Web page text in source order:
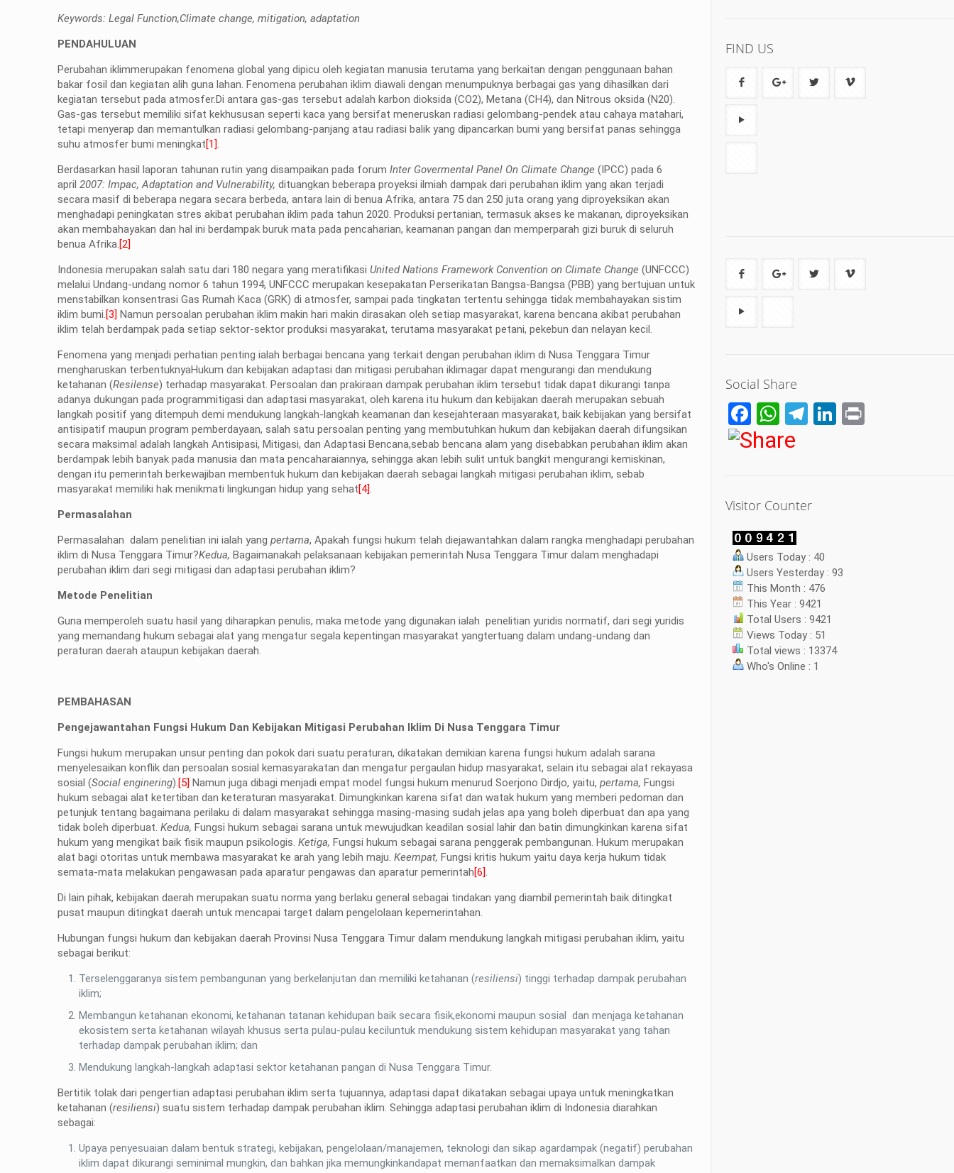
Keywords: Legal Function,Climate change, mitigation, adaptation
PENDAHULUAN
Perubahan iklimmerupakan fenomena global yang dipicu oleh kegiatan manusia terutama yang berkaitan dengan penggunaan bahan
bakar fosil dan kegiatan alih guna lahan. Fenomena perubahan iklim diawali dengan menumpuknya berbagai gas yang dihasilkan dari
kegiatan tersebut pada atmosfer.Di antara gas-gas tersebut adalah karbon dioksida (CO2), Metana (CH4), dan Nitrous oksida (N20).
Gas-gas tersebut memiliki sifat kekhususan seperti kaca yang bersifat meneruskan radiasi gelombang-pendek atau cahaya matahari,
tetapi menyerap dan memantulkan radiasi gelombang-panjang atau radiasi balik yang dipancarkan bumi yang bersifat panas sehingga
suhu atmosfer bumi meningkat[1].
Berdasarkan hasil laporan tahunan rutin yang disampaikan pada forumInter Govermental Panel On Climate Change(IPCC) pada 6
april2007: Impac, Adaptation and Vulnerability,dituangkan beberapa proyeksi ilmiah dampak dari perubahan iklim yang akan terjadi
secara masif di beberapa negara secara berbeda, antara lain di benua Afrika, antara 75 dan 250 juta orang yang diproyeksikan akan
menghadapi peningkatan stres akibat perubahan iklim pada tahun 2020. Produksi pertanian, termasuk akses ke makanan, diproyeksikan
akan membahayakan dan hal ini berdampak buruk mata pada pencaharian, keamanan pangan dan memperparah gizi buruk di seluruh
benua Afrika.[2]
Indonesia merupakan salah satu dari 180 negara yang meratifikasiUnited Nations Framework Convention on Climate Change(UNFCCC)
melalui Undang-undang nomor 6 tahun 1994, UNFCCC merupakan kesepakatan Perserikatan Bangsa-Bangsa (PBB) yang bertujuan untuk
menstabilkan konsentrasi Gas Rumah Kaca (GRK) di atmosfer, sampai pada tingkatan tertentu sehingga tidak membahayakan sistim
iklim bumi.[3] Namun persoalan perubahan iklim makin hari makin dirasakan oleh setiap masyarakat, karena bencana akibat perubahan
iklim telah berdampak pada setiap sektor-sektor produksi masyarakat, terutama masyarakat petani, pekebun dan nelayan kecil.
Fenomena yang menjadi perhatian penting ialah berbagai bencana yang terkait dengan perubahan iklim di Nusa Tenggara Timur
mengharuskan terbentuknyaHukum dan kebijakan adaptasi dan mitigasi perubahan iklimagar dapat mengurangi dan mendukung
ketahanan (Resilense) terhadap masyarakat. Persoalan dan prakiraan dampak perubahan iklim tersebut tidak dapat dikurangi tanpa
adanya dukungan pada programmitigasi dan adaptasi masyarakat, oleh karena itu hukum dan kebijakan daerah merupakan sebuah
langkah positif yang ditempuh demi mendukung langkah-langkah keamanan dan kesejahteraan masyarakat, baik kebijakan yang bersifat
antisipatif maupun program pemberdayaan, salah satu persoalan penting yang membutuhkan hukum dan kebijakan daerah difungsikan
secara maksimal adalah langkah Antisipasi, Mitigasi, dan Adaptasi Bencana,sebab bencana alam yang disebabkan perubahan iklim akan
berdampak lebih banyak pada manusia dan mata pencaharaiannya, sehingga akan lebih sulit untuk bangkit mengurangi kemiskinan,
dengan itu pemerintah berkewajiban membentuk hukum dan kebijakan daerah sebagai langkah mitigasi perubahan iklim, sebab
masyarakat memiliki hak menikmati lingkungan hidup yang sehat[4].
Permasalahan
Permasalahan dalam penelitian ini ialah yangpertama, Apakah fungsi hukum telah diejawantahkan dalam rangka menghadapi perubahan
iklim di Nusa Tenggara Timur?Kedua,Bagaimanakah pelaksanaan kebijakan pemerintah Nusa Tenggara Timur dalam menghadapi
perubahan iklim dari segi mitigasi dan adaptasi perubahan iklim?
Metode Penelitian
Guna memperoleh suatu hasil yang diharapkan penulis, maka metode yang digunakan ialah penelitian yuridis normatif, dari segi yuridis
yang memandang hukum sebagai alat yang mengatur segala kepentingan masyarakat yangtertuang dalam undang-undang dan
peraturan daerah ataupun kebijakan daerah.
PEMBAHASAN
Pengejawantahan Fungsi Hukum Dan Kebijakan Mitigasi Perubahan Iklim Di Nusa Tenggara Timur
Fungsi hukum merupakan unsur penting dan pokok dari suatu peraturan, dikatakan demikian karena fungsi hukum adalah sarana
menyelesaikan konflik dan persoalan sosial kemasyarakatan dan mengatur pergaulan hidup masyarakat, selain itu sebagai alat rekayasa
sosial (Social enginering).[5] Namun juga dibagi menjadi empat model fungsi hukum menurud Soerjono Dirdjo, yaitu,pertama,Fungsi
hukum sebagai alat ketertiban dan keteraturan masyarakat. Dimungkinkan karena sifat dan watak hukum yang memberi pedoman dan
petunjuk tentang bagaimana perilaku di dalam masyarakat sehingga masing-masing sudah jelas apa yang boleh diperbuat dan apa yang
tidak boleh diperbuat.Kedua,Fungsi hukum sebagai sarana untuk mewujudkan keadilan sosial lahir dan batin dimungkinkan karena sifat
hukum yang mengikat baik fisik maupun psikologis.Ketiga,Fungsi hukum sebagai sarana penggerak pembangunan. Hukum merupakan
alat bagi otoritas untuk membawa masyarakat ke arah yang lebih maju.Keempat,Fungsi kritis hukum yaitu daya kerja hukum tidak
semata-mata melakukan pengawasan pada aparatur pengawas dan aparatur pemerintah[6].
Di lain pihak, kebijakan daerah merupakan suatu norma yang berlaku general sebagai tindakan yang diambil pemerintah baik ditingkat
pusat maupun ditingkat daerah untuk mencapai target dalam pengelolaan kepemerintahan.
Hubungan fungsi hukum dan kebijakan daerah Provinsi Nusa Tenggara Timur dalam mendukung langkah mitigasi perubahan iklim, yaitu
sebagai berikut:
Terselenggaranya sistem pembangunan yang berkelanjutan dan memiliki ketahanan (resiliensi) tinggi terhadap dampak perubahan
iklim;
Membangun ketahanan ekonomi, ketahanan tatanan kehidupan baik secara fisik,ekonomi maupun sosial dan menjaga ketahanan
ekosistem serta ketahanan wilayah khusus serta pulau-pulau keciluntuk mendukung sistem kehidupan masyarakat yang tahan
terhadap dampak perubahan iklim; dan
Mendukung langkah-langkah adaptasi sektor ketahanan pangan di Nusa Tenggara Timur.
Bertitik tolak dari pengertian adaptasi perubahan iklim serta tujuannya, adaptasi dapat dikatakan sebagai upaya untuk meningkatkan
ketahanan (resiliensi) suatu sistem terhadap dampak perubahan iklim. Sehingga adaptasi perubahan iklim di Indonesia diarahkan
sebagai:
Upaya penyesuaian dalam bentuk strategi, kebijakan, pengelolaan/manajemen, teknologi dan sikap agardampak (negatif) perubahan
iklim dapat dikurangi seminimal mungkin, dan bahkan jika memungkinkandapat memanfaatkan dan memaksimalkan dampak
FIND US
Social Share
Facebook
WhatsApp
Telegram
LinkedIn
Visitor Counter
Users Today : 40
Users Yesterday : 93
This Month : 476
This Year : 9421
Total Users : 9421
Views Today : 51
Total views : 13374
Who's Online : 1